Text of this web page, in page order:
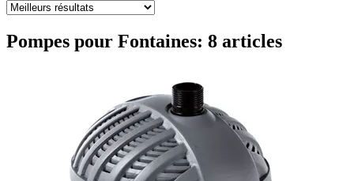
Pompes pour Fontaines: 8 articles